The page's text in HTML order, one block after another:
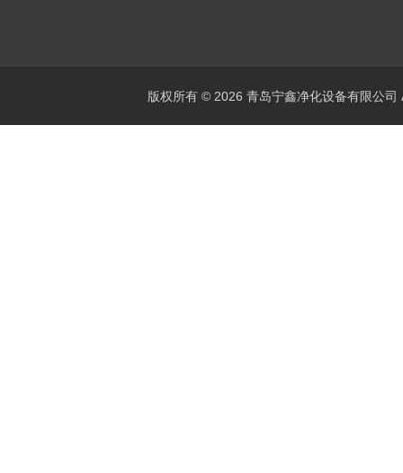
版权所有 © 2026 青岛宁鑫净化设备有限